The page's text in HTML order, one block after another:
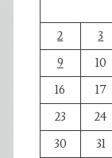
2
3
9
10
16
17
23
24
30
31